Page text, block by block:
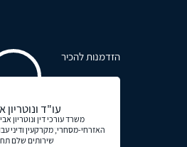
הזדמנות להכיר
עו"ד ונוטריון
משרד עורכי דין ונוטריון
האזרחי-מסחרי, מקרקעין ודיני
שירותים שלם